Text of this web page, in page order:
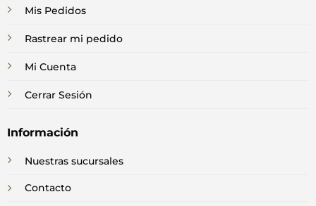
Mis Pedidos
Rastrear mi pedido
Mi Cuenta
Cerrar Sesión
Información
Nuestras sucursales
Contacto